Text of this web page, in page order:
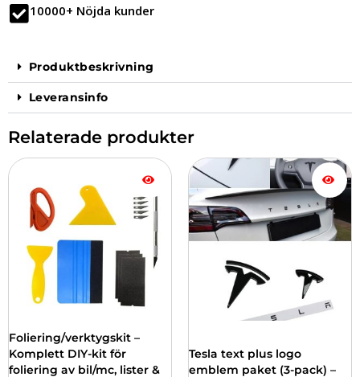
10000+ Nöjda kunder
Produktbeskrivning
Leveransinfo
Relaterade produkter
Foliering/verktygskit –
Komplett DIY-kit för
foliering av bil/mc, lister &
Tesla text plus logo
emblem paket (3-pack) –
Den
här
produkten
har
flera
varianter.
alternativen
produktsidan